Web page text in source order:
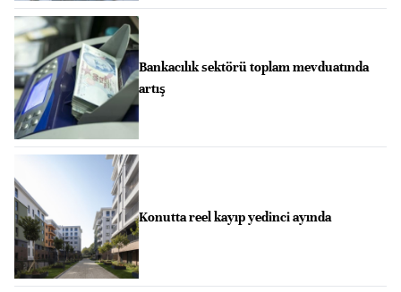
Bankacılık sektörü toplam mevduatında
artış
Konutta reel kayıp yedinci ayında